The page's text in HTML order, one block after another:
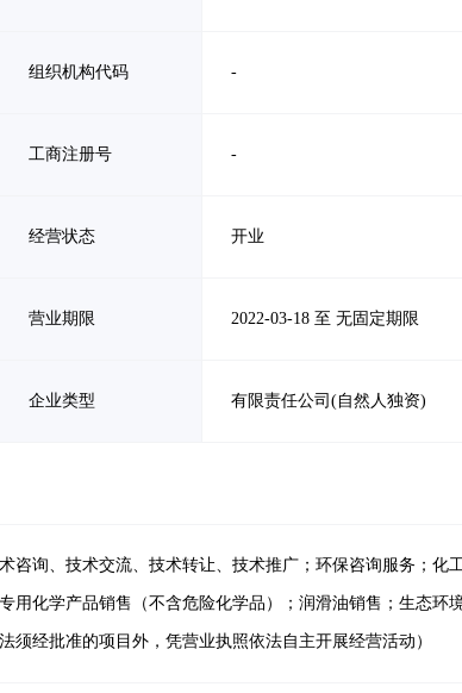
组织机构代码 -
工商注册号 -
经营状态 开业
营业期限 2022-03-18 至 无固定期限
企业类型 有限责任公司(自然人独资)
咨询、技术交流、技术转让、技术推广；环保咨询服务；化
用化学产品销售（不含危险化学品）；润滑油销售；生态环
须经批准的项目外，凭营业执照依法自主开展经营活动）